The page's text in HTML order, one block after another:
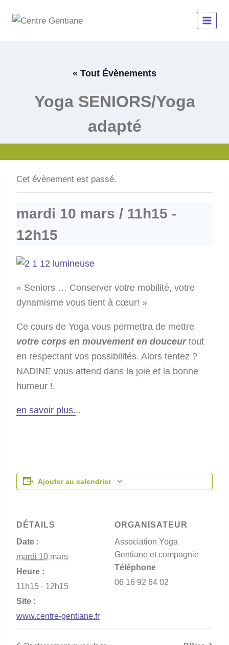
« Tout Évènements
Yoga SENIORS/Yoga
adapté
Cet évènement est passé.
mardi 10 mars / 11h15 -
12h15
« Seniors … Conserver votre mobilité, votre
dynamisme vous tient à cœur! »
Ce cours de Yoga vous permettra de mettre
votre corps en mouvement en douceurtout
en respectant vos possibilités. Alors tentez ?
NADINE vous attend dans la joie et la bonne
humeur !.
en savoir plus...
Ajouter au calendrier
DÉTAILS
Date :
mardi 10 mars
Heure :
11h15 - 12h15
Site :
www.centre-gentiane.fr
ORGANISATEUR
Association Yoga
Gentiane et compagnie
Téléphone
06 16 92 64 02